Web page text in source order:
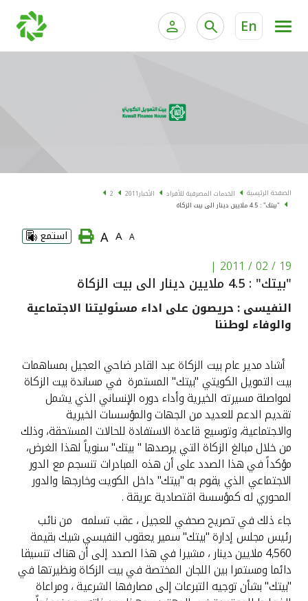
En
الخدمات المصرفية الإلكترونية للشركات
البطاقات
"برامج العملاء"
الاستثمار
القنوات المصرفية
أدوات وخدمات
خدمات ما بعد البيع
اتصل بنا
مواقع الفروع وأجهزة الصرف الآلي
ألمانيا
ماليزيا
الصفحة الرئيسية الخدمات المصرفية للأفراد الأخبار2011
2
"بيتك" : 4.5 ملايين دينار الى بيت الزكاة
A
A
A استمع
19 / 02 / 2011
|
"بيتك" : 4.5 ملايين دينار الى بيت الزكاة
النفيسى : حريصون على اداء مسئوليتنا الاجتماعية
والوفاء لوطننا
أشاد مدير عام بيت الزكاة عبد القادر ضاحي العجيل بمساهمات
بيت التمويل الكويتي "بيتك" المستمرة في مساندة بيت الزكاة
لمواصلة مسيرته الخيرية وأداء دوره الإنساني الذي يشمل
تقديم الدعم للعديد من الجهات والمؤسسات الخيرية
والاجتماعية، وتوسيع قاعدة الاستفادة للحالات المستحقة، وذلك
من خلال مبالغ الزكاة التي يرصدها " بيتك" سنوياً لهذا الغرض،
مؤكداً في هذا الصدد على أن هذه المبادرات تنسجم مع الدور
الاجتماعي الذي يقوم به "بيتك" داخل الكويت وخارجها والدور
المحوري له كمؤسسة اقتصادية عريقة .
جاء ذلك في تصريح صحفي للعجيل ، عقب تسلمه من نائب
رئيس مجلس إدارة "بيتك" سمير يعقوب النفيسي شيك بقيمة
4,560 ملايين دينار ، مشيرا في هذا الصدد إلى أن هناك تنسيقا
دائما ومستمرا بين اللجان المختصة في بيت الزكاة ونظيرتها في
"بيتك" بشأن توجيه التبرعات إلى مصارفها الشرعية ، ومراعاة